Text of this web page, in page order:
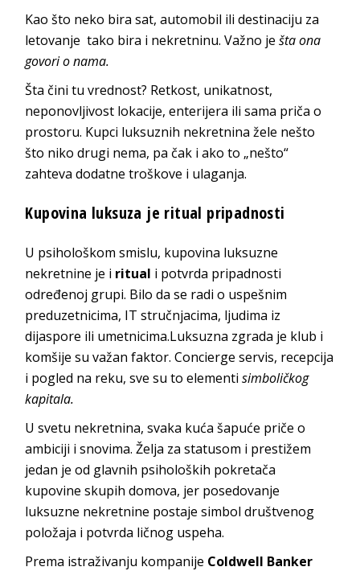
Kao što neko bira sat, automobil ili destinaciju za
letovanje tako bira i nekretninu. Važno ješta ona
govori o nama.
Šta čini tu vrednost? Retkost, unikatnost,
neponovljivost lokacije, enterijera ili sama priča o
prostoru. Kupci luksuznih nekretnina žele nešto
što niko drugi nema, pa čak i ako to „nešto“
zahteva dodatne troškove i ulaganja.
Kupovina luksuza je ritual pripadnosti
U psihološkom smislu, kupovina luksuzne
nekretnine je i ritual i potvrda pripadnosti
određenoj grupi. Bilo da se radi o uspešnim
preduzetnicima, IT stručnjacima, ljudima iz
dijaspore ili umetnicima.Luksuzna zgrada je klub i
komšije su važan faktor. Concierge servis, recepcija
i pogled na reku, sve su to elementisimboličkog
kapitala.
U svetu nekretnina, svaka kuća šapuće priče o
ambiciji i snovima. Želja za statusom i prestižem
jedan je od glavnih psiholoških pokretača
kupovine skupih domova, jer posedovanje
luksuzne nekretnine postaje simbol društvenog
položaja i potvrda ličnog uspeha.
Prema istraživanju kompanije Coldwell Banker